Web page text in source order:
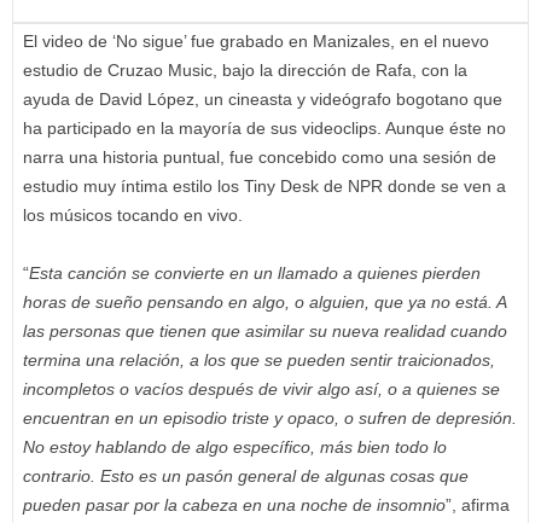
El video de ‘No sigue’ fue grabado en Manizales, en el nuevo
estudio de Cruzao Music, bajo la dirección de Rafa, con la
ayuda de David López, un cineasta y videógrafo bogotano que
ha participado en la mayoría de sus videoclips. Aunque éste no
narra una historia puntual, fue concebido como una sesión de
estudio muy íntima estilo los Tiny Desk de NPR donde se ven a
los músicos tocando en vivo.
“Esta canción se convierte en un llamado a quienes pierden
horas de sueño pensando en algo, o alguien, que ya no está. A
las personas que tienen que asimilar su nueva realidad cuando
termina una relación, a los que se pueden sentir traicionados,
incompletos o vacíos después de vivir algo así, o a quienes se
encuentran en un episodio triste y opaco, o sufren de depresión.
No estoy hablando de algo específico, más bien todo lo
contrario. Esto es un pasón general de algunas cosas que
pueden pasar por la cabeza en una noche de insomnio”, afirma